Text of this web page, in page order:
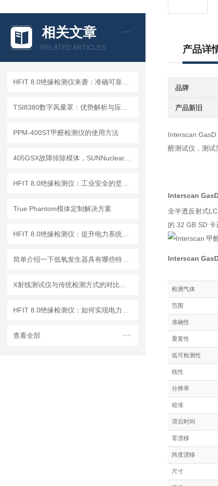
相关文章
RELATED ARTICLES
PPM-400ST甲醛检测仪的使用方法
True Phantom模体定制解决方案
查看全部
产品详
品牌
产品新旧
Interscan
醛测试仪，测
Interscan
全半透反射式
的 32 GB SD
Interscan
检测气体
范围
准确性
重复性
低可检测性
线性
分辨率
校准
滞后时间
零漂移
跨度漂移
尺寸